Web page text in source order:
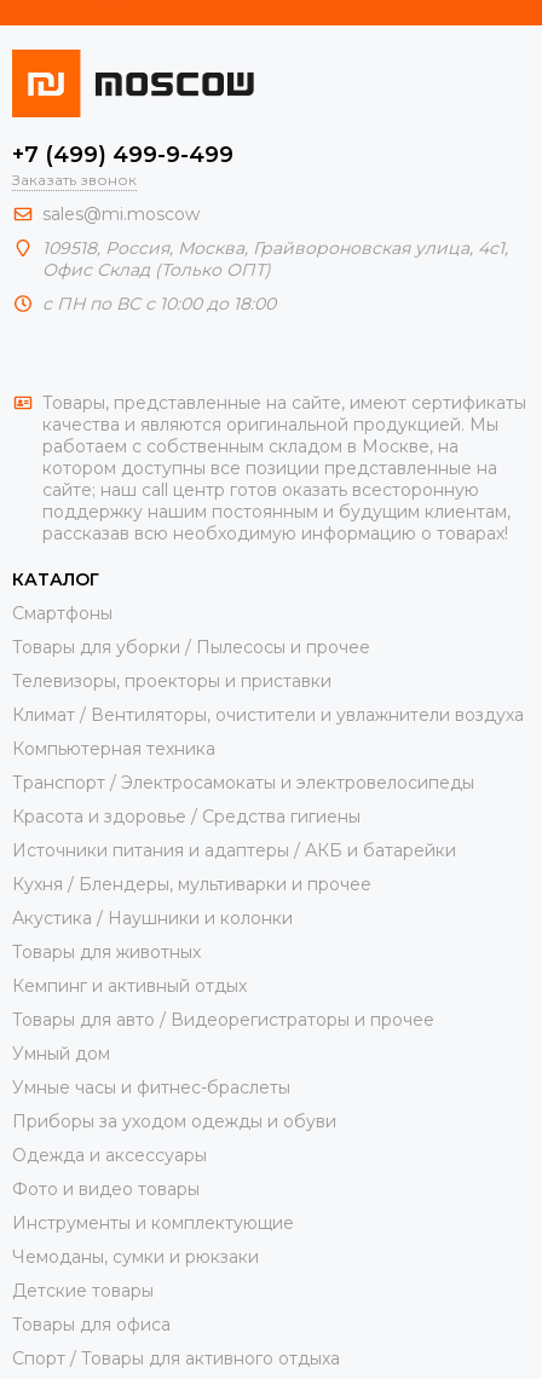
+7 (499) 499-9-499
Заказать звонок
sales@mi.moscow
109518, Россия, Москва, Грайвороновская улица, 4с1,
Офис Склад (Только ОПТ)
с ПН по ВС с 10:00 до 18:00
Товары, представленные на сайте, имеют сертификаты
качества и являются оригинальной продукцией. Мы
работаем с собственным складом в Москве, на
котором доступны все позиции представленные на
сайте; наш call центр готов оказать всесторонную
поддержку нашим постоянным и будущим клиентам,
рассказав всю необходимую информацию о товарах!
КАТАЛОГ
Смартфоны
Товары для уборки / Пылесосы и прочее
Телевизоры, проекторы и приставки
Климат / Вентиляторы, очистители и увлажнители воздуха
Компьютерная техника
Транспорт / Электросамокаты и электровелосипеды
Красота и здоровье / Средства гигиены
Источники питания и адаптеры / АКБ и батарейки
Кухня / Блендеры, мультиварки и прочее
Акустика / Наушники и колонки
Товары для животных
Кемпинг и активный отдых
Товары для авто / Видеорегистраторы и прочее
Умный дом
Умные часы и фитнес-браслеты
Приборы за уходом одежды и обуви
Одежда и аксессуары
Фото и видео товары
Инструменты и комплектующие
Чемоданы, сумки и рюкзаки
Детские товары
Товары для офиса
Спорт / Товары для активного отдыха